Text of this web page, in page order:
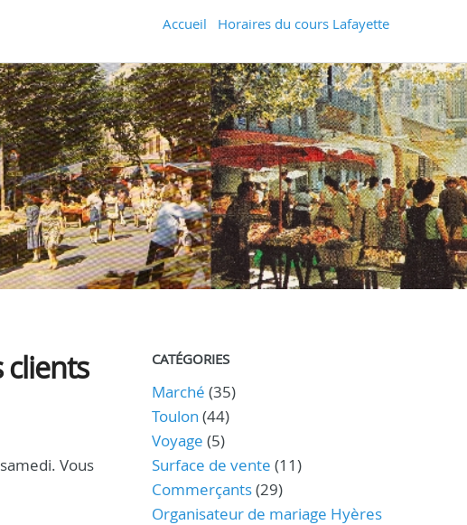
Accueil Horaires du cours Lafayette
clients
Vous
CATÉGORIES
Marché (35)
Toulon (44)
Voyage (5)
Surface de vente (11)
Commerçants(29)
Organisateur de mariage Hyères